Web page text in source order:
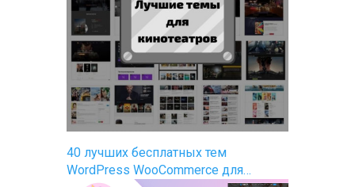
40 лучших бесплатных тем
WordPress WooCommerce для…